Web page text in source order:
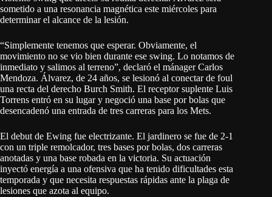
sometido a una resonancia magnética este miércoles para
determinar el alcance de la lesión.
“Simplemente tenemos que esperar. Obviamente, el
movimiento no se vio bien durante ese swing. Lo notamos de
inmediato y salimos al terreno”, declaró el mánager Carlos
Mendoza. Álvarez, de 24 años, se lesionó al conectar de foul
una recta del derecho Burch Smith. El receptor suplente Luis
Torrens entró en su lugar y negoció una base por bolas que
desencadenó una entrada de tres carreras para los Mets.
El debut de Ewing fue electrizante. El jardinero se fue de 2-1
con un triple remolcador, tres bases por bolas, dos carreras
anotadas y una base robada en la victoria. Su actuación
inyectó energía a una ofensiva que ha tenido dificultades esta
temporada y que necesita respuestas rápidas ante la plaga de
lesiones que azota al equipo.